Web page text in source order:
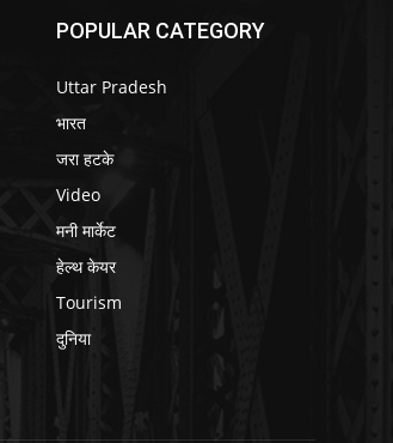
POPULAR CATEGORY
Uttar Pradesh
भारत
जरा हटके
Video
मनी मार्केट
हेल्थ केयर
Tourism
दुनिया